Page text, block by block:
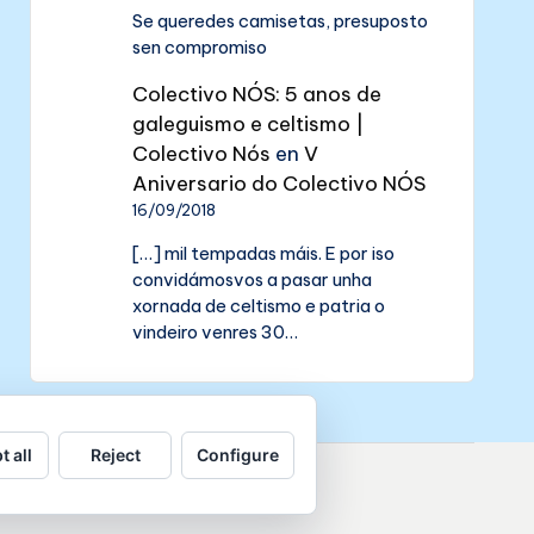
Se queredes camisetas, presuposto
sen compromiso
Colectivo NÓS: 5 anos de
galeguismo e celtismo |
Colectivo Nós enV
Aniversario do Colectivo NÓS
16/09/2018
[…] mil tempadas máis. E por iso
convidámosvos a pasar unha
xornada de celtismo e patria o
vindeiro venres 30…
all Reject Configure